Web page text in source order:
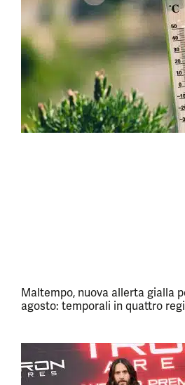
Maltempo, nuova allerta gialla
agosto: temporali in quattro